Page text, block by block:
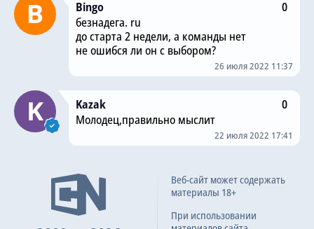
Bingo
0
безнадега. ru
до старта 2 недели, а команды нет
не ошибся ли он с выбором?
26 июля 2022 11:37
Kazak
0
Молодец,правильно мыслит
22 июля 2022 17:41
Веб-сайт может содержать
материалы 18+
При использовании